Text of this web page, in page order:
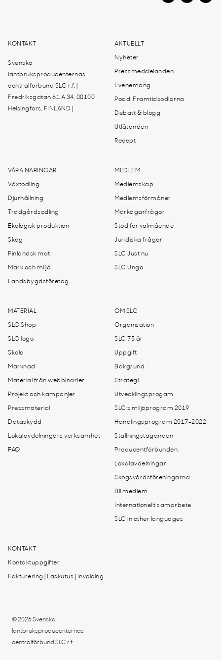
KONTAKT
Svenska
lantbruksproducenternas
centralförbund SLC r.f. |
Fredriksgatan 61 A 34, 00100
Helsingfors, FINLAND |
AKTUELLT
Nyheter
Pressmeddelanden
Evenemang
Podd: Framtidsodlarna
Debatt & blogg
Utlåtanden
Recept
VÅRA NÄRINGAR
Växtodling
Djurhållning
Trädgårdsodling
Ekologisk produktion
Skog
Finländsk mat
Mark och miljö
Landsbygdsföretag
MEDLEM
Medlemskap
Medlemsförmåner
Markägarfrågor
Stöd för välmående
Juridiska frågor
SLC Just nu
SLC Unga
MATERIAL
SLC Shop
SLC logo
Skola
Marknad
Material från webbinarier
Projekt och kampanjer
Pressmaterial
Dataskydd
Lokalavdelningars verksamhet
FAQ
OM SLC
Organisation
SLC 75 år
Uppgift
Bakgrund
Strategi
Utvecklingsprogam
SLC:s miljöprogram 2019
Handlingsprogram 2017-2022
Ställningstaganden
Producentförbunden
Lokalavdelningar
Skogsvårdsföreningarna
Bli medlem
Internationellt samarbete
SLC in other languages
KONTAKT
Kontaktuppgifter
Fakturering | Laskutus | Invoicing
© 2026 Svenska
lantbruksproducenternas
centralförbund SLC r.f